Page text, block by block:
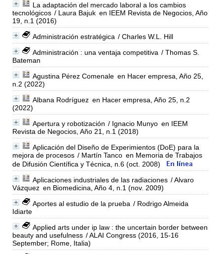
La adaptación del mercado laboral a los cambios
tecnológicos / Laura Bajuk en IEEM Revista de Negocios, Año
19, n.1 (2016)
Administración estratégica / Charles W.L. Hill
Administración : una ventaja competitiva / Thomas S.
Bateman
Agustina Pérez Comenale en Hacer empresa, Año 25,
n.2 (2022)
Albana Rodríguez en Hacer empresa, Año 25, n.2
(2022)
Apertura y robotización / Ignacio Munyo en IEEM
Revista de Negocios, Año 21, n.1 (2018)
Aplicación del Diseño de Experimientos (DoE) para la
mejora de procesos / Martín Tanco en Memoria de Trabajos
de Difusión Científica y Técnica, n.6 (oct. 2008)
Aplicaciones industriales de las radiaciones / Alvaro
Vázquez en Biomedicina, Año 4, n.1 (nov. 2009)
Aportes al estudio de la prueba / Rodrigo Almeida
Idiarte
Applied arts under ip law : the uncertain border between
beauty and usefulness / ALAI Congress (2016, 15-16
September; Rome, Italia)